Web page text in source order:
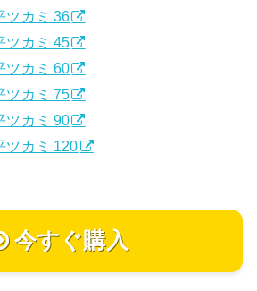
ツカミ 36
ツカミ 45
ツカミ 60
ツカミ 75
ツカミ 90
ツカミ 120
今すぐ購入